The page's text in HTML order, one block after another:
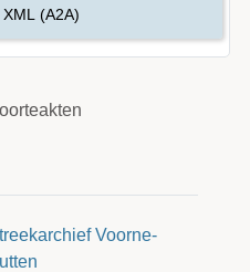
Voorne-
(A2A)